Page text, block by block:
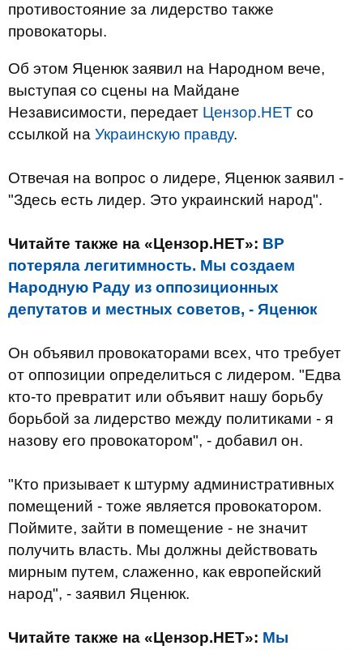
противостояние за лидерство также
провокаторы.
Об этом Яценюк заявил на Народном вече,
выступая со сцены на Майдане
Независимости, передает Цензор.НЕТ со
ссылкой на Украинскую правду.
Отвечая на вопрос о лидере, Яценюк заявил -
"Здесь есть лидер. Это украинский народ".
Читайте также на «Цензор.НЕТ»: ВР
потеряла легитимность. Мы создаем
Народную Раду из оппозиционных
депутатов и местных советов, - Яценюк
Он объявил провокаторами всех, что требует
от оппозиции определиться с лидером. "Едва
кто-то превратит или объявит нашу борьбу
борьбой за лидерство между политиками - я
назову его провокатором", - добавил он.
"Кто призывает к штурму административных
помещений - тоже является провокатором.
Поймите, зайти в помещение - не значит
получить власть. Мы должны действовать
мирным путем, слаженно, как европейский
народ", - заявил Яценюк.
Читайте также на «Цензор.НЕТ»: Мы